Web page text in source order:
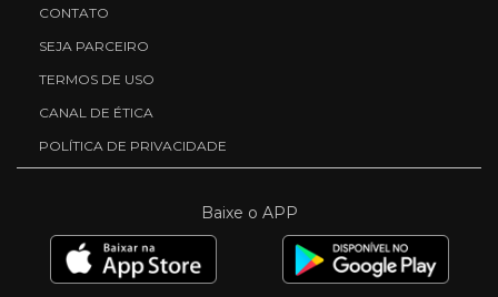
CONTATO
SEJA PARCEIRO
TERMOS DE USO
CANAL DE ÉTICA
POLÍTICA DE PRIVACIDADE
Baixe o APP